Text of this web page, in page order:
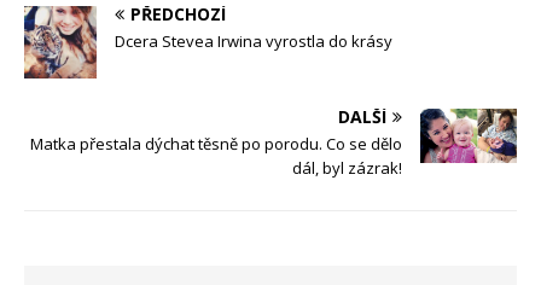
PŘEDCHOZÍ
Dcera Stevea Irwina vyrostla do krásy
DALŠÍ
Matka přestala dýchat těsně po porodu. Co se dělo
dál, byl zázrak!